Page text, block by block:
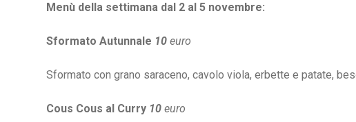
Menù della settimana dal 2 al 5 novembre:
Sformato Autunnale 10 euro
Sformato con grano saraceno, cavolo viola, erbette e patate,
Cous Cous al Curry 10 euro